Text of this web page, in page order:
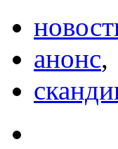
анонс,